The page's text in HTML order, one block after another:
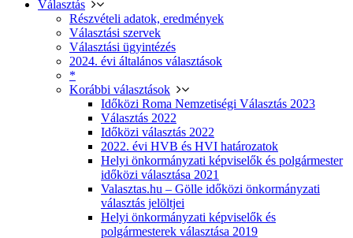
Választás
Részvételi adatok, eredmények
Választási szervek
Választási ügyintézés
2024. évi általános választások
*
Korábbi választások
Időközi Roma Nemzetiségi Választás 2023
Választás 2022
Időközi választás 2022
2022. évi HVB és HVI határozatok
Helyi önkormányzati képviselők és polgármester
időközi választása 2021
Valasztas.hu – Gölle időközi önkormányzati
választás jelöltjei
Helyi önkormányzati képviselők és
polgármesterek választása 2019